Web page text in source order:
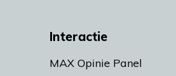
Interactie
MAX Opinie Panel